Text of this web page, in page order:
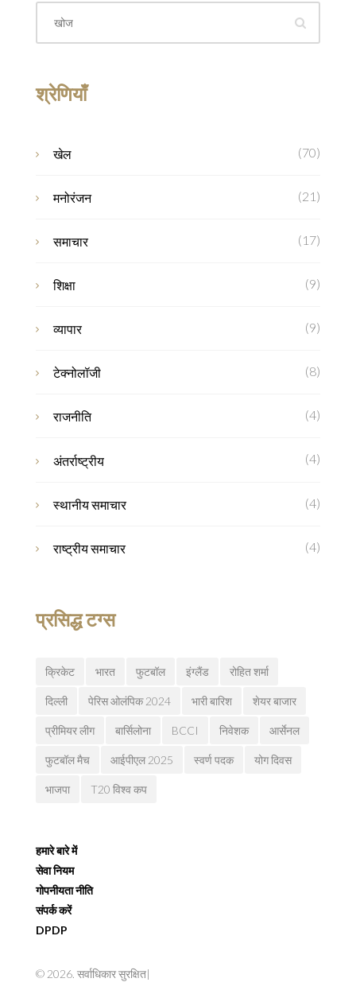
श्रेणियाँ
खेल (70)
मनोरंजन (21)
समाचार (17)
शिक्षा (9)
व्यापार (9)
टेक्नोलॉजी (8)
राजनीति (4)
अंतर्राष्ट्रीय (4)
स्थानीय समाचार (4)
राष्ट्रीय समाचार (4)
प्रसिद्ध टग्स
क्रिकेट भारत फुटबॉल इंग्लैंड रोहित शर्मा
दिल्ली पेरिस ओलंपिक 2024 भारी बारिश शेयर बाजार
प्रीमियर लीग बार्सिलोना BCCI निवेशक आर्सेनल
फुटबॉल मैच आईपीएल 2025 स्वर्ण पदक योग दिवस
भाजपा T20 विश्व कप
हमारे बारे में
सेवा नियम
गोपनीयता नीति
संपर्क करें
DPDP
© 2026. सर्वाधिकार सुरक्षित|